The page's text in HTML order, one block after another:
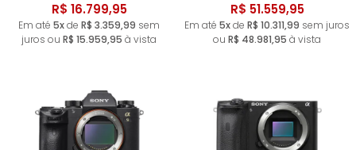
R$ 16.799,95
Em até 5xde R$ 3.359,99 sem
juros ou R$ 15.959,95 à vista
R$ 51.559,95
Em até 5xde R$ 10.311,99 sem juros
ou R$ 48.981,95 à vista